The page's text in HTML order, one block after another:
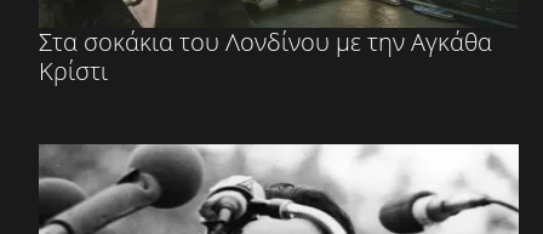
Στα σοκάκια του Λονδίνου με την Αγκάθα
Κρίστι